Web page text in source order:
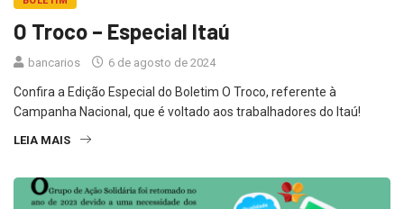
O Troco – Especial Itaú
bancarios 6 de agosto de 2024
Confira a Edição Especial do Boletim O Troco, referente à
Campanha Nacional, que é voltado aos trabalhadores do Itaú!
LEIA MAIS